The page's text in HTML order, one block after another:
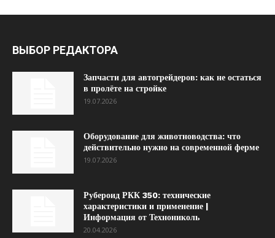
ВЫБОР РЕДАКТОРА
Запчасти для автогрейдеров: как не остаться
в пролёте на стройке
19.07.2026
Оборудование для животноводства: что
действительно нужно на современной ферме
19.07.2026
Рубероид РКК 350: технические
характеристики и применение |
Информация от Технониколь
20.04.2026